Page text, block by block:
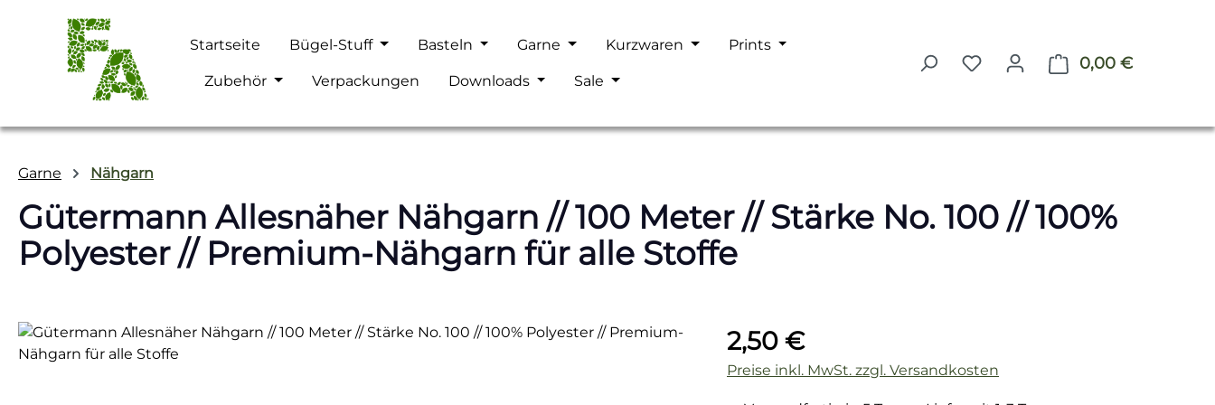
Hauptinhalt springen
Zur Suche springen
Zur Hauptnavigation springen
Startseite
Bügel-Stuff Basteln Garne Kurzwaren Prints
Zubehör Verpackungen Downloads Sale
0,00 €
Garne Nähgarn
Gütermann Allesnäher Nähgarn // 100 Meter // Stärke No. 100 // 100%
Polyester // Premium-Nähgarn für alle Stoffe
Bildergalerie überspringen Regulärer Preis:
2,50 €
Preise inkl. MwSt. zzgl. Versandkosten